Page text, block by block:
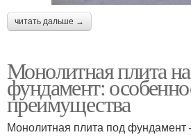
читать дальше →
Монолитная плита
фундамент:
преимущества
Монолитная плита под